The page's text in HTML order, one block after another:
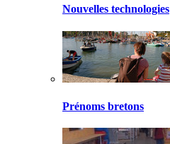
Nouvelles technologies
Prénoms bretons